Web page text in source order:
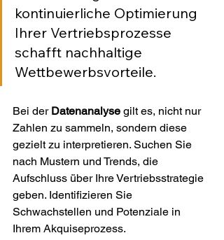
kontinuierliche Optimierung
Ihrer Vertriebsprozesse
schafft nachhaltige
Wettbewerbsvorteile.
Bei der Datenanalyse gilt es, nicht nur
Zahlen zu sammeln, sondern diese
gezielt zu interpretieren. Suchen Sie
nach Mustern und Trends, die
Aufschluss über Ihre Vertriebsstrategie
geben. Identifizieren Sie
Schwachstellen und Potenziale in
Ihrem Akquiseprozess.